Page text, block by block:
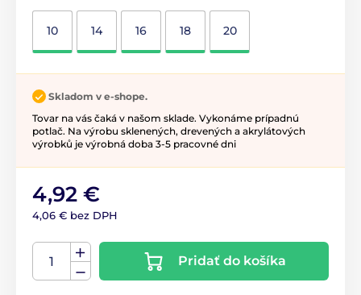
10 14 16 18 20
Skladom v e-shope.
Tovar na vás čaká v našom sklade. Vykonáme prípadnú
potlač. Na výrobu sklenených, drevených a akrylátových
výrobků je výrobná doba 3-5 pracovné dni
4,92 €
4,06 € bez DPH
Pridať do košíka